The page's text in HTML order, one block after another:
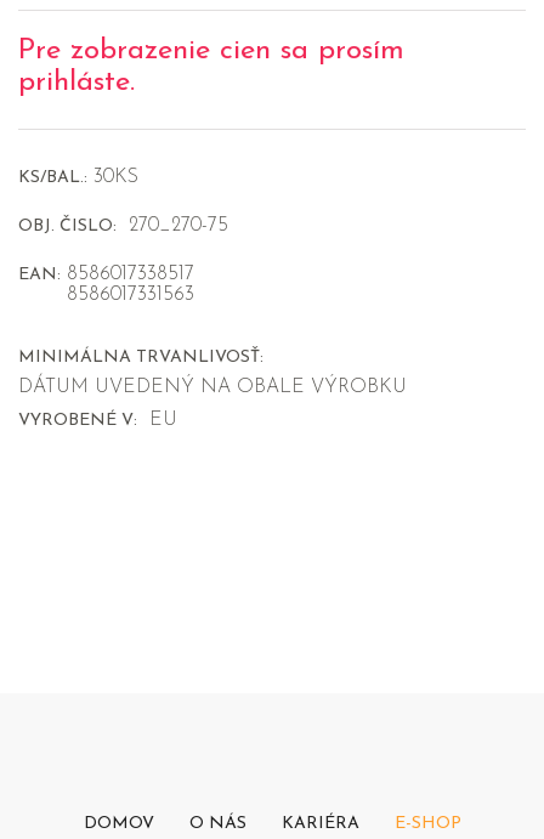
Pre zobrazenie cien sa prosím
prihláste.
KS/BAL.: 30KS
OBJ. ČISLO: 270_270-75
EAN: 8586017338517
8586017331563
MINIMÁLNA TRVANLIVOSŤ:
DÁTUM UVEDENÝ NA OBALE VÝROBKU
VYROBENÉ V: EU
DOMOV O NÁS KARIÉRA E-SHOP